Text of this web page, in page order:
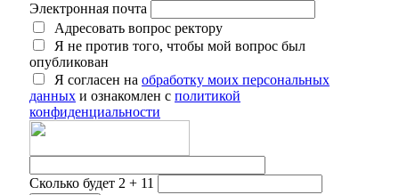
Электронная почта
Адресовать вопрос ректору
Я не против того, чтобы мой вопрос был
опубликован
Я согласен на обработку моих персональных
данных и ознакомлен с политикой
конфиденциальности
Сколько будет 2 + 11